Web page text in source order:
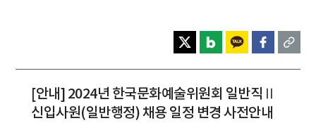
[안내] 2024년 한국문화예술위원회 일반직Ⅱ
신입사원(일반행정) 채용 일정 변경 사전안내